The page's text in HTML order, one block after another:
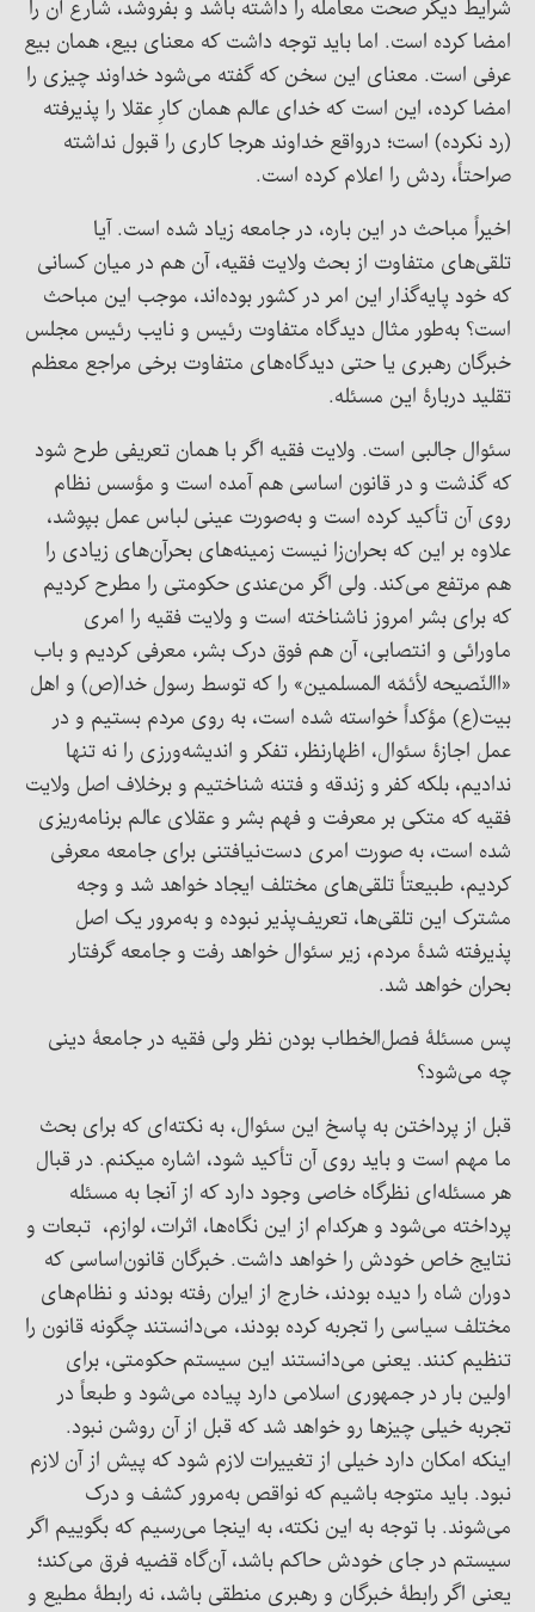
شرایط دیگر صحت معامله را داشته باشد و بفروشد، شارع آن را
امضا کرده است. اما باید توجه داشت که معنای بیع، همان بیع
عرفی است. معنای این سخن که گفته می‌شود خداوند چیزی را
امضا کرده، این است که خدای عالم همان کارِ عقلا را پذیرفته
(رد نکرده) است؛‌ درواقع خداوند هرجا کاری را قبول نداشته
صراحتاً‌، ردش را اعلام کرده است.
اخیراً مباحث در این باره، در جامعه زیاد شده است. آیا
تلقی‌های متفاوت از بحث ولایت فقیه، آن هم در میان کسانی
که خود پایه‌گذار این امر در کشور بوده‌اند، موجب این مباحث
است؟ به‌طور مثال دیدگاه متفاوت رئیس و نایب رئیس مجلس
خبرگان رهبری یا حتی دیدگاه‌های متفاوت برخی مراجع معظم
تقلید دربارۀ این مسئله.
سئوال جالبی است. ولایت فقیه اگر با همان تعریفی طرح شود
که گذشت و در قانون اساسی هم آمده است و مؤسس نظام
روی آن تأکید کرده است و به‌صورت عینی لباس عمل بپوشد،
علاوه‌ بر این ‌که بحران‌زا نیست زمینه‌های بحرآن‌های زیادی را
هم مرتفع می‌کند. ولی اگر من‌عندی حکومتی را مطرح کردیم
که برای بشر امروز ناشناخته است و ولایت فقیه را امری
ماورائی و انتصابی، آن هم فوق درک بشر، معرفی کردیم و باب
«االنّصیحه لأئمّه المسلمین» را که توسط رسول خدا(ص) و اهل
بیت(ع) مؤکداً خواسته شده است، به روی مردم بستیم و در
عمل اجازۀ سئوال، اظهارنظر، تفکر و اندیشه‌ورزی را نه تنها
ندادیم، بلکه کفر و زندقه و فتنه شناختیم و برخلاف اصل ولایت
فقیه که متکی بر معرفت و فهم بشر و عقلای عالم برنامه‌ریزی
شده است، به صورت امری دست‌نیافتنی برای جامعه معرفی
کردیم، طبیعتاً تلقی‌های مختلف ایجاد خواهد شد و وجه
مشترک این تلقی‌ها، تعریف‌پذیر نبوده و به‌مرور یک اصل
پذیرفته شدۀ مردم، زیر سئوال خواهد رفت و جامعه گرفتار
بحران خواهد شد.
پس مسئلۀ فصل‌الخطاب ‌بودن نظر ولی فقیه در جامعۀ دینی
چه می‌شود؟
قبل از پرداختن به پاسخ این سئوال، به نکته‌ای که برای بحث
ما مهم است و باید روی آن تأکید شود، اشاره میکنم. در قبال
هر مسئله‌ای نظرگاه خاصی وجود دارد که از آنجا به مسئله
پرداخته می‌شود و هرکدام از این نگاه‌ها، اثرات، لوازم، تبعات و
نتایج خاص خودش را خواهد داشت. خبرگان قانون‌‌اساسی که
دوران شاه را دیده بودند، خارج از ایران رفته بودند و نظام‌های
مختلف سیاسی را تجربه کرده بودند، می‌دانستند چگونه قانون را
تنظیم کنند. یعنی می‌دانستند این سیستم حکومتی، برای
اولین بار در جمهوری اسلامی دارد پیاده می‌شود و طبعاً در
تجربه خیلی چیزها رو خواهد شد که قبل از آن روشن نبود.
اینکه امکان دارد خیلی از تغییرات لازم شود که پیش از آن لازم
نبود. باید متوجه باشیم که نواقص به‌مرور کشف و درک
می‌شوند. با توجه به این نکته، به اینجا می‌رسیم که بگوییم اگر
سیستم در جای خودش حاکم باشد، آن‌گاه قضیه فرق می‌کند؛
یعنی اگر رابطۀ خبرگان و رهبری منطقی باشد، نه رابطۀ مطیع و